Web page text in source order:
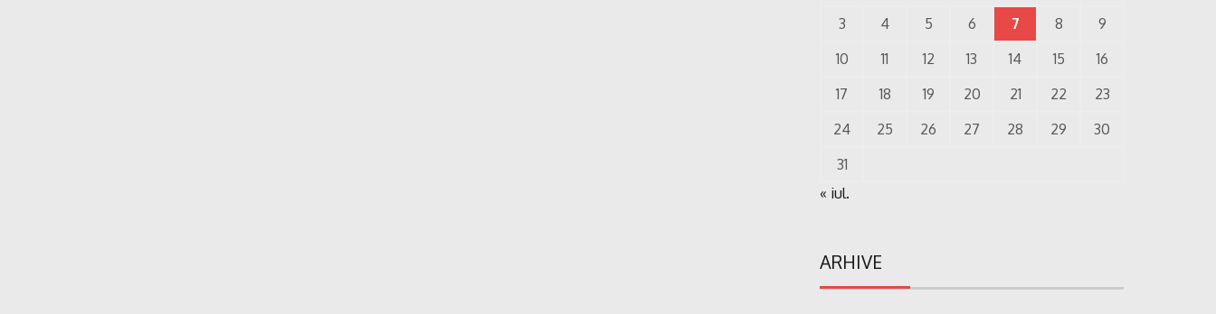
3
4 5 6 7 8
9
10
11 12 13 14 15
16
17
18 19 20 21 22
23
24
25 26 27 28 29
30
31
« iul.
ARHIVE